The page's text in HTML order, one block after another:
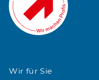
Wir für Sie